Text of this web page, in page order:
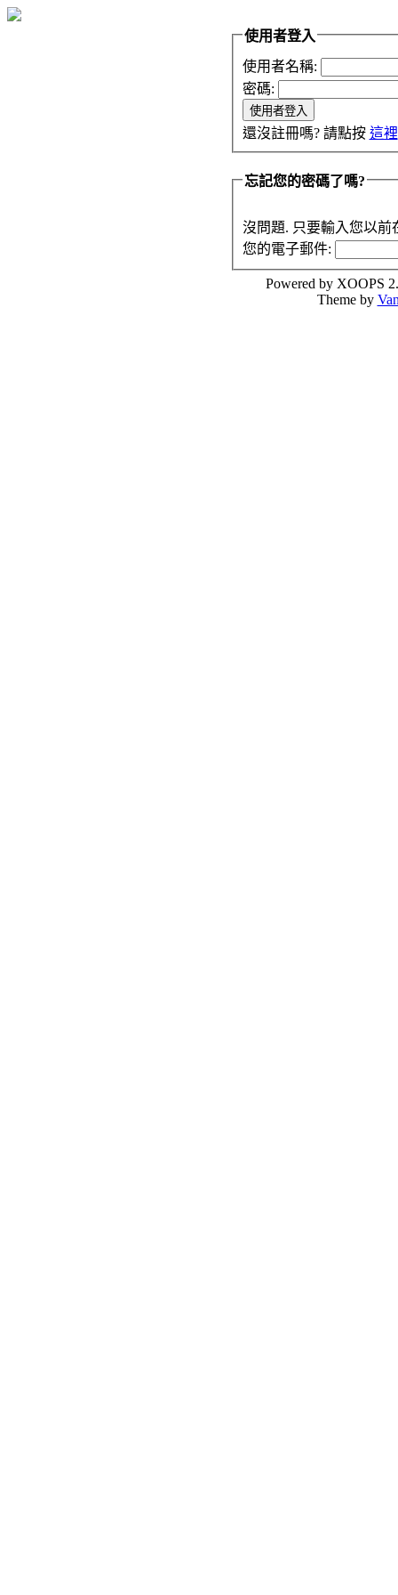
使用者登入
使用者名稱:
密碼:
還沒註冊嗎? 請點按 這裡
忘記您的密碼了嗎?
沒問題. 只要輸入您以前
您的電子郵件:
Powered by XOOPS
Theme by